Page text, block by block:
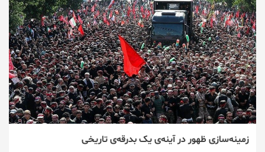
زمینه‌سازی ظهور در آینه‌ی یک بدرقه‌ی تاریخی